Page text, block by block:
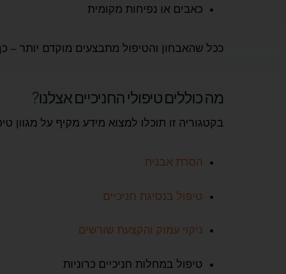
כאבים או נפיחות מקומית
ככל שהאבחון והטיפול מתבצעים מוקדם יותר –
מה כוללים טיפולי החניכיים אצלנו?
בקטגוריה זו תוכלו למצוא מידע מקיף על מגוון
הסרת אבנית
טיפול בנסיגת חניכיים
ניקוי עמוק והקצעת שורשים
טיפול במחלות חניכיים כרוניות